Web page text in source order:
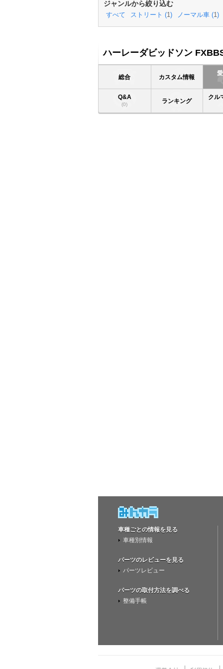
ジャンルから絞り込む
すべて ストリート (1) ノーマル車 (1)
ハーレーダビッドソン
総合 カスタム情報
Q&A
(0) ランキング
クル
車種ごとの情報を見る
車種別情報
パーツのレビューを見る
パーツレビュー
パーツの取付方法を調べる
整備手帳